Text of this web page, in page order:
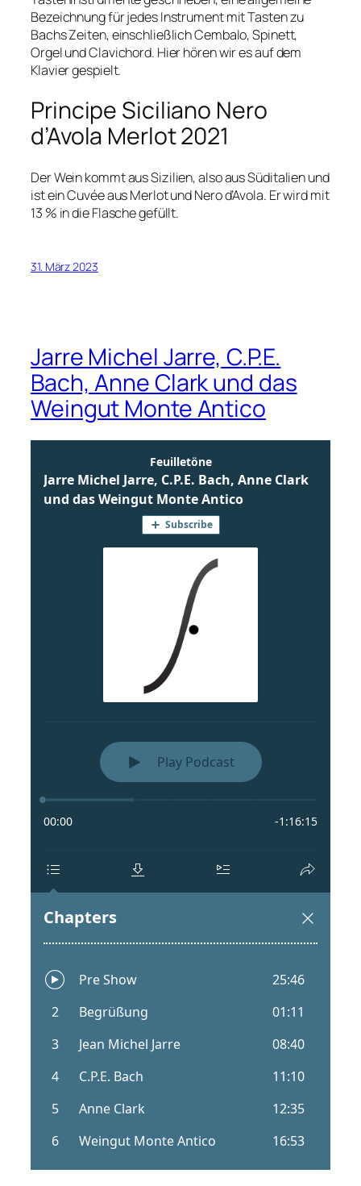
Bezeichnung für jedes Instrument mit Tasten zu
Bachs Zeiten, einschließlich Cembalo, Spinett,
Orgel und Clavichord. Hier hören wir es auf dem
Klavier gespielt.
Principe Siciliano Nero
d’Avola Merlot 2021
Der Wein kommt aus Sizilien, also aus Süditalien und
ist ein Cuvée aus Merlot und Nero d’Avola. Er wird mit
13 % in die Flasche gefüllt.
31. März 2023
Jarre Michel Jarre, C.P.E.
Bach, Anne Clark und das
Weingut Monte Antico